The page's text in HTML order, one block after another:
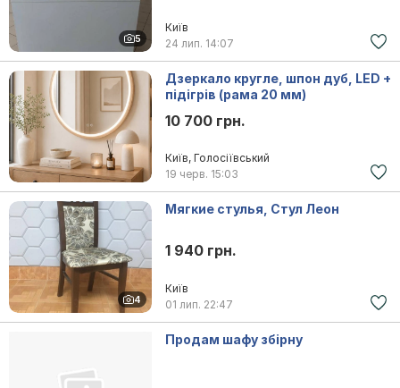
5
Київ
24 лип. 14:07
Дзеркало кругле, шпон дуб, LED +
підігрів (рама 20 мм)
10 700 грн.
Київ, Голосіївський
19 черв. 15:03
4
Мягкие стулья, Стул Леон
1 940 грн.
Київ
01 лип. 22:47
Продам шафу збірну